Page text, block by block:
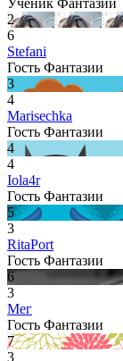
2
6
Stefani
Гость Фантазии
3
4
Marisechka
Гость Фантазии
4
4
Iola4r
Гость Фантазии
5
3
RitaPort
Гость Фантазии
6
3
Мег
Гость Фантазии
7
3